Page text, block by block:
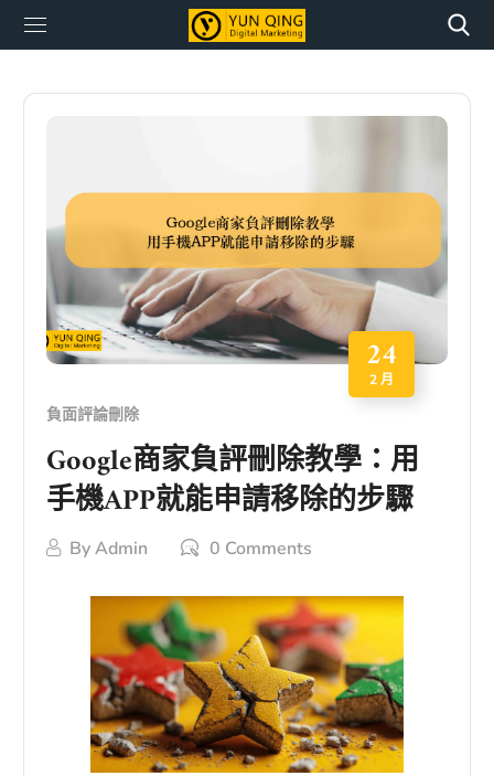
24
2 月
負面評論刪除
Google商家負評刪除教學：用
手機APP就能申請移除的步驟
ByAdmin 0 Comments